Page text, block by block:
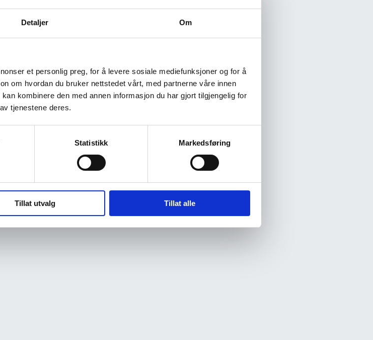
Detaljer Om
et personlig preg, for å levere sosiale mediefunksjoner og for å
om hvordan du bruker nettstedet vårt, med partnerne våre innen
kombinere den med annen informasjon du har gjort tilgjengelig for
tjenestene deres.
Statistikk Markedsføring
Tillat utvalg Tillat alle